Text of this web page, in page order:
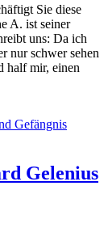
Sie diese
A. ist seiner
uns: Da ich
nur schwer sehen
half mir, einen
Gefängnis
Gelenius